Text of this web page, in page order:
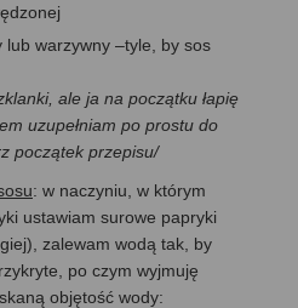
lub warzywny –tyle, by sos
ale ja na początku łapię
uzupełniam po prostu do
początek przepisu/
: w naczyniu, w którym
ustawiam surowe papryki
zalewam wodą tak, by
po czym wyjmuję
objętość wody: